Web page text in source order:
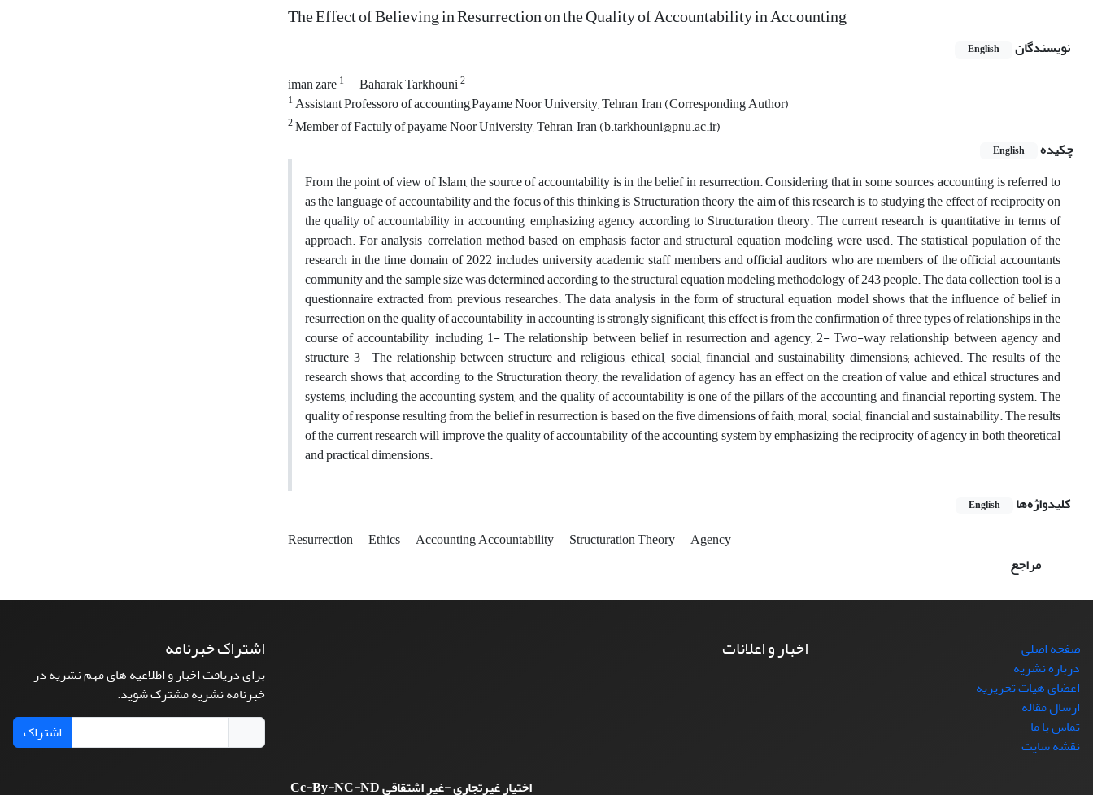
The Effect of Believing in Resurrection on the Quality of Accountability in Accounting
نویسندگان English
iman zare1 Baharak Tarkhouni2
1Assistant Professoro of accounting,Payame Noor University, Tehran, Iran (Corresponding Author)
2Member of Factuly of payame Noor University, Tehran, Iran (b.tarkhouni@pnu.ac.ir)
چکیده
English
From the point of view of Islam, the source of accountability is in the belief in resurrection. Considering that in some sources, accounting is referred to
as the language of accountability and the focus of this thinking is Structuration theory, the aim of this research is to studying the effect of reciprocity on
the quality of accountability in accounting, emphasizing agency according to Structuration theory. The current research is quantitative in terms of
approach. For analysis, correlation method based on emphasis factor and structural equation modeling were used. The statistical population of the
research in the time domain of 2022 includes university academic staff members and official auditors who are members of the official accountants
community and the sample size was determined according to the structural equation modeling methodology of 243 people. The data collection tool is a
questionnaire extracted from previous researches. The data analysis in the form of structural equation model shows that the influence of belief in
resurrection on the quality of accountability in accounting is strongly significant, this effect is from the confirmation of three types of relationships in the
course of accountability, including 1- The relationship between belief in resurrection and agency, 2- Two-way relationship between agency and
structure 3- The relationship between structure and religious, ethical, social, financial and sustainability dimensions; achieved. The results of the
research shows that, according to the Structuration theory, the revalidation of agency has an effect on the creation of value and ethical structures and
systems, including the accounting system, and the quality of accountability is one of the pillars of the accounting and financial reporting system. The
quality of response resulting from the belief in resurrection is based on the five dimensions of faith, moral, social, financial and sustainability. The results
of the current research will improve the quality of accountability of the accounting system by emphasizing the reciprocity of agency in both theoretical
and practical dimensions.
کلیدواژه‌ها
English
Resurrection Ethics Accounting Accountability Structuration Theory
Agency
مراجع
صفحه اصلی
درباره نشریه
اعضای هیات تحریریه
ارسال مقاله
تماس با ما
نقشه سایت
اخبار و اعلانات
اختیار غیرتجاری -غیر اشتقاقیCc-By-NC-ND
اشتراک خبرنامه
برای دریافت اخبار و اطلاعیه های مهم نشریه در
خبرنامه نشریه مشترک شوید.
اشتراک